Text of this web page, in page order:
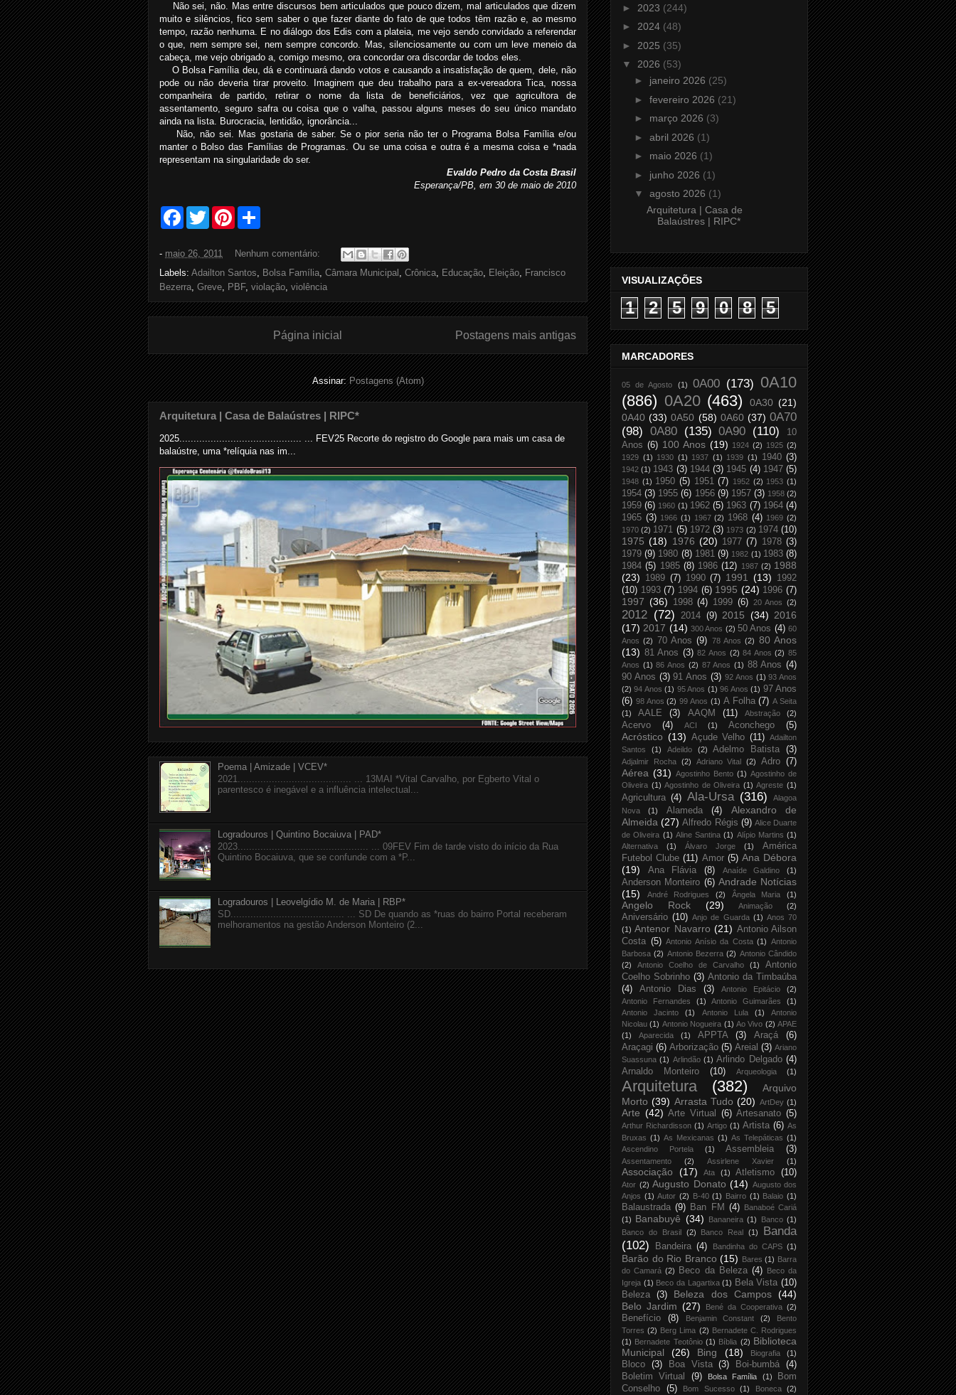
Não sei, não. Mas entre discursos bem articulados que pouco dizem, mal articulados que dizem
muito e silêncios, fico sem saber o que fazer diante do fato de que todos têm razão e, ao mesmo
tempo, razão nenhuma. E no diálogo dos Edis com a plateia, me vejo sendo convidado a referendar
o que, nem sempre sei, nem sempre concordo. Mas, silenciosamente ou com um leve meneio da
cabeça, me vejo obrigado a, comigo mesmo, ora concordar ora discordar de todos eles.
O Bolsa Família deu, dá e continuará dando votos e causando a insatisfação de quem, dele, não
pode ou não deveria tirar proveito. Imaginem que deu trabalho para a ex-vereadora Tica, nossa
companheira de partido, retirar o nome da lista de beneficiários, vez que agricultora de
assentamento, seguro safra ou coisa que o valha, passou alguns meses do seu único mandato
ainda na lista. Burocracia, lentidão, ignorância...
Não, não sei. Mas gostaria de saber. Se o pior seria não ter o Programa Bolsa Família e/ou
manter o Bolso das Famílias de Programas. Ou se uma coisa e outra é a mesma coisa e *nada
representam na singularidade do ser.
Evaldo Pedro da Costa Brasil
Esperança/PB, em 30 de maio de 2010
F
b
o
k
T
w
t
e
P
e
r
s
t
e
- maio 26, 2011
Nenhum comentário:
Labels: Adailton Santos, Bolsa Família, Câmara Municipal , Crônica, Educação, Eleição, Francisco
Bezerra, Greve, PBF, violação, violência
Postagens mais antigas
Página inicial
Assinar:Postagens (Atom)
Arquitetura | Casa de Balaústres | RIPC*
2025........................................... ... FEV25 Recorte do registro do Google para mais um casa de
balaústre, uma *relíquia nas im...
Poema | Amizade | VCEV*
2021........................................ ... 13MAI *Vital Carvalho, por Egberto Vital o
parentesco é inegável e a influência intelectual...
Logradouros | Quintino Bocaiuva | PAD*
2023.............................................. ... 09FEV Fim de tarde visto do início da Rua
Quintino Bocaiuva, que se confunde com a *P...
Logradouros | Leovelgídio M. de Maria | RBP*
SD........................................ ... SD De quando as *ruas do bairro Portal receberam
melhoramentos na gestão Anderson Monteiro (2...
► 2023 (244)
► 2024 (48)
► 2025 (35)
▼ 2026 (53)
► janeiro 2026 (25)
► fevereiro 2026 (21)
► março 2026 (3)
► abril 2026 (1)
► maio 2026 (1)
► junho 2026 (1)
▼ agosto 2026 (1)
Arquitetura | Casa de
Balaústres | RIPC*
VISUALIZAÇÕES
1 2 5 9 0 8 5
MARCADORES
05 de Agosto (1) 0A00 (173) 0A10
(886) 0A20 (463) 0A30 (21)
0A40 (33) 0A50 (58) 0A60 (37) 0A70
(98) 0A80 (135) 0A90 (110)
10
Anos (6) 100 Anos (19) 1924 (2) 1925 (2)
1929 (1) 1930 (1) 1937 (1) 1939 (1) 1940 (3)
1942 (1) 1943 (3) 1944 (3) 1945 (4) 1947 (5)
1948 (1) 1950 (5) 1951 (7) 1952 (2) 1953 (1)
1954 (3) 1955 (6) 1956 (9) 1957 (3) 1958 (2)
1959 (6) 1960 (1) 1962 (5) 1963 (7) 1964 (4)
1965 (3) 1966 (1) 1967 (2) 1968 (4) 1969 (2)
1970 (2) 1971 (5) 1972 (3) 1973 (2) 1974 (10)
1975 (18) 1976 (20) 1977 (7) 1978 (3)
1979 (9) 1980 (8) 1981 (9) 1982 (1) 1983 (8)
1984 (5) 1985 (8) 1986 (12) 1987 (2) 1988
(23)
1989 (7) 1990 (7) 1991 (13)
1992
(10) 1993 (7) 1994 (6) 1995 (24) 1996 (7)
1997 (36) 1998 (4) 1999 (6) 20 Anos (2)
2012 (72) 2014 (9) 2015 (34) 2016
(17) 2017 (14) 300 Anos (2) 50 Anos (4) 60
Anos (2) 70 Anos (9) 78 Anos (2) 80 Anos
(13) 81 Anos (3) 82 Anos (2) 84 Anos (2) 85
Anos (1) 86 Anos (2) 87 Anos (1) 88 Anos (4)
90 Anos (3) 91 Anos (3) 92 Anos (1) 93 Anos
(2) 94 Anos (1) 95 Anos (1) 96 Anos (1) 97 Anos
(6) 98 Anos (2) 99 Anos (1) A Folha (7) A Seita
(1)
AALE (3) AAQM (11) Abstração (2)
Acervo (4) ACI (1) Aconchego (5)
Acróstico (13) Açude Velho (11) Adailton
Santos
(1) Adeildo (2) Adelmo Batista (3)
Adjalmir Rocha (2) Adriano Vital (2) Adro (7)
Aérea (31) Agostinho Bento (1) Agostinho de
Oliveira (1) Agostinho de Oliveira (1) Agreste (1)
Agricultura (4) Ala-Ursa (316)
Alagoa
Nova
(1) Alameda (4)
Alexandro de
Almeida (27) Alfredo Régis (9) Alice Duarte
de Oliveira (1) Aline Santina (1) Alípio Martins (1)
Alternativa
(1) Álvaro Jorge (1)
América
Futebol Clube (11) Amor (5) Ana Débora
(19)
Ana Flávia (8) Anaíde Galdino (1)
Anderson Monteiro (6) Andrade Notícias
(15)
André Rodrigues (2) Ângela Maria (1)
Angelo Rock (29) Animação (2)
Aniversário (10) Anjo de Guarda (1) Anos 70
(1) Antenor Navarro (21) Antonio Ailson
Costa (5) Antonio Anísio da Costa (1) Antonio
Barbosa (2) Antonio Bezerra (2) Antonio Cândido
(2)
Antonio Coelho de Carvalho (1)
Antonio
Coelho Sobrinho (3) Antonio da Timbaúba
(4)
Antonio Dias (3) Antonio Epitácio
(2)
Antonio Fernandes
(1) Antonio Guimarães
(1)
Antonio Jacinto
(1) Antonio Lula (1)
Antonio
Nicolau (1) Antonio Nogueira (1) Ao Vivo (2) APAE
(1)
Aparecida (1) APPTA (3) Araçá
(6)
Araçagi (6) Arborização (5) Areial (3) Ariano
Suassuna (1) Arlindão (1) Arlindo Delgado (4)
Arnaldo Monteiro
(10) Arqueologia (1)
Arquitetura (382)
Arquivo
Morto (39) Arrasta Tudo (20) ArtDey (1)
Arte (42) Arte Virtual (6) Artesanato (5)
Arthur Richardisson (1) Artigo (1) Artista (6) As
Bruxas (1) As Mexicanas (1) As Telepáticas (1)
Ascendino Portela
(1) Assembleia (3)
Assentamento (2) Assirlene Xavier (1)
Associação (17) Ata (1) Atletismo (10)
Ator (2) Augusto Donato (14) Augusto dos
Anjos (1) Autor (2) B-40 (1) Bairro (1) Balaio (1)
Balaustrada (9) Ban FM (4)
Banaboé Cariá
(1) Banabuyê (34) Bananeira (1) Banco (1)
Banco do Brasil
(2) Banco Real (1)
Banda
(102)
Bandeira (4) Bandinha do CAPS (1)
Barão do Rio Branco (15) Bares (1) Barra
do Camará (2) Beco da Beleza (4)
Beco da
Igreja (1) Beco da Lagartixa (1) Bela Vista (10)
Beleza
(3) Beleza dos Campos (44)
Belo Jardim (27) Bené da Cooperativa (2)
Benefício (8) Benjamin Constant (2)
Bento
Torres (2) Berg Lima (2) Bernadete C. Rodrigues
(1) Bernadete Teotônio (1) Bíblia (2) Biblioteca
Municipal
(26) Bing (18) Biografia (1)
Bloco (3) Boa Vista (3) Boi-bumbá
(4)
Boletim Virtual
(9) Bolsa Família (1)
Bom
Conselho
(5) Bom Sucesso (1) Boneca (2)